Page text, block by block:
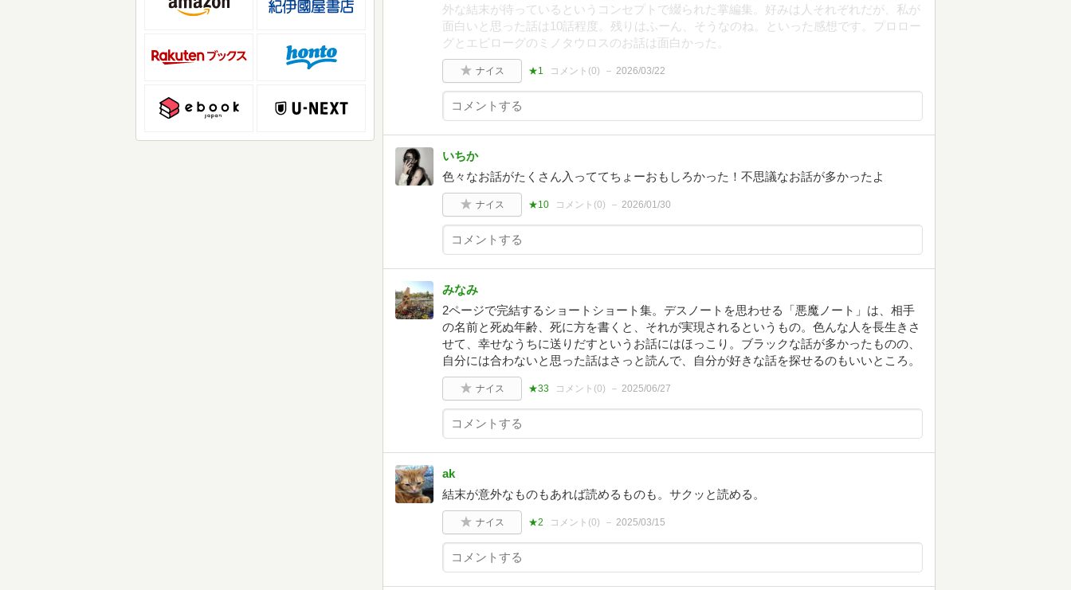
外な結末が待っているというコンセプトで綴られた掌編集。好みは人それぞれだが、私が
面白いと思った話は10話程度。残りはふーん、そうなのね。といった感想です。プロロー
グとエピローグのミノタウロスのお話は面白かった。
ナイス ★1 コメント(0) 2026/03/22
いちか
色々なお話がたくさん入っててちょーおもしろかった！不思議なお話が多かったよ
ナイス ★10 コメント(0) 2026/01/30
みなみ
2ページで完結するショートショート集。デスノートを思わせる「悪魔ノート」は、相手
の名前と死ぬ年齢、死に方を書くと、それが実現されるというもの。色んな人を長生きさ
せて、幸せなうちに送りだすというお話にはほっこり。ブラックな話が多かったものの、
自分には合わないと思った話はさっと読んで、自分が好きな話を探せるのもいいところ。
ナイス ★33 コメント(0) 2025/06/27
ak
結末が意外なものもあれば読めるものも。サクッと読める。
ナイス ★2 コメント(0) 2025/03/15